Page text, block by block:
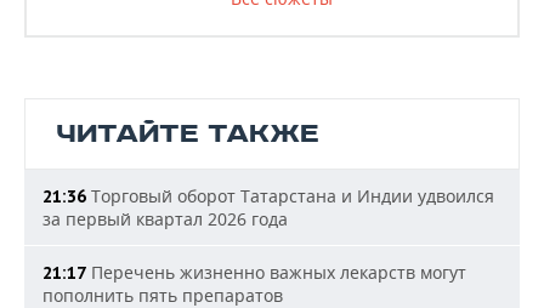
ЧИТАЙТЕ ТАКЖЕ
21:36 Торговый оборот Татарстана и Индии удвоился
за первый квартал 2026 года
21:17 Перечень жизненно важных лекарств могут
пополнить пять препаратов